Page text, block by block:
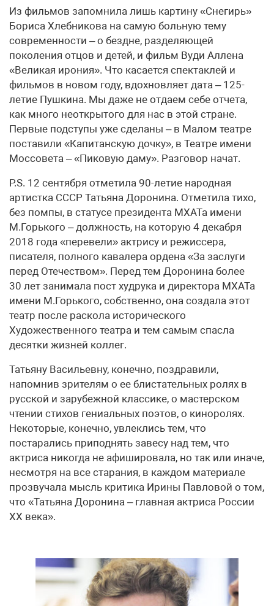
Из фильмов запомнила лишь картину «Снегирь»
Бориса Хлебникова на самую больную тему
современности – о бездне, разделяющей
поколения отцов и детей, и фильм Вуди Аллена
«Великая ирония». Что касается спектаклей и
фильмов в новом году, вдохновляет дата – 125-
летие Пушкина. Мы даже не отдаем себе отчета,
как много неоткрытого для нас в этой стране.
Первые подступы уже сделаны – в Малом театре
поставили «Капитанскую дочку», в Театре имени
Моссовета – «Пиковую даму». Разговор начат.
P.S. 12 сентября отметила 90-летие народная
артистка СССР Татьяна Доронина. Отметила тихо,
без помпы, в статусе президента МХАТа имени
М.Горького – должность, на которую 4 декабря
2018 года «перевели» актрису и режиссера,
писателя, полного кавалера ордена «За заслуги
перед Отечеством». Перед тем Доронина более
30 лет занимала пост худрука и директора МХАТа
имени М.Горького, собственно, она создала этот
театр после раскола исторического
Художественного театра и тем самым спасла
десятки жизней коллег.
Татьяну Васильевну, конечно, поздравили,
напомнив зрителям о ее блистательных ролях в
русской и зарубежной классике, о мастерском
чтении стихов гениальных поэтов, о киноролях.
Некоторые, конечно, увлеклись тем, что
постарались приподнять завесу над тем, что
актриса никогда не афишировала, но так или иначе,
несмотря на все старания, в каждом материале
прозвучала мысль критика Ирины Павловой о том,
что «Татьяна Доронина – главная актриса России
XX века».